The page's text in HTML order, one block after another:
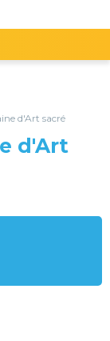
d'Art sacré
d'Art